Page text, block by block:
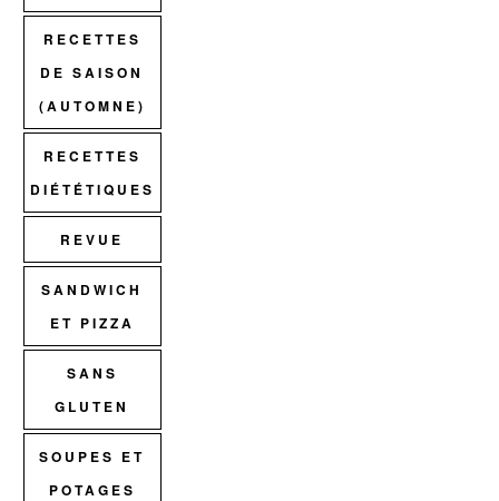
RECETTES
DE SAISON
(AUTOMNE)
RECETTES
DIÉTÉTIQUES
REVUE
SANDWICH
ET PIZZA
SANS
GLUTEN
SOUPES ET
POTAGES